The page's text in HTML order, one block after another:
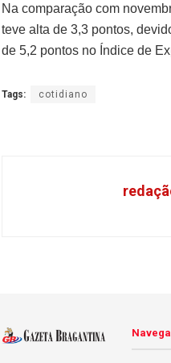
Na comparação com
teve alta de 3,3 pontos,
de 5,2 pontos no Índice de
Tags: cotidiano